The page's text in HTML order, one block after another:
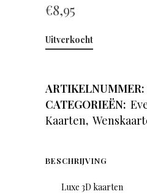
€8,95
Uitverkocht
ARTIKELNUMMER:
CATEGORIEËN:
Kaarten,
BESCHRIJVING
Luxe 3D kaarten